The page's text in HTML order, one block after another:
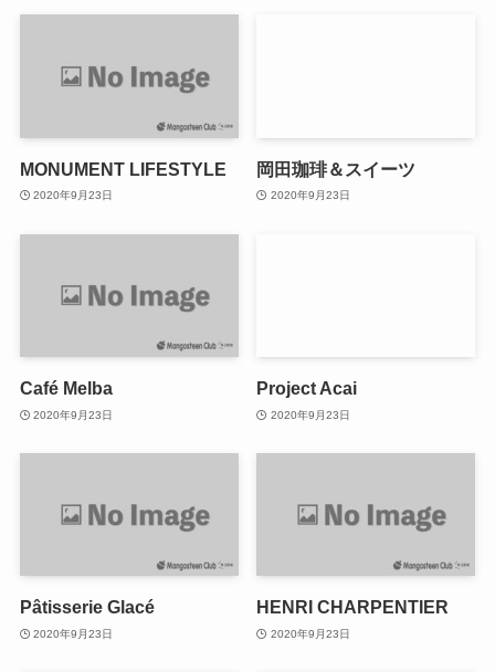
MONUMENT LIFESTYLE
2020年9月23日
岡田珈琲＆スイーツ
2020年9月23日
Café Melba
2020年9月23日
Project Acai
2020年9月23日
Pâtisserie Glacé
2020年9月23日
HENRI CHARPENTIER
2020年9月23日